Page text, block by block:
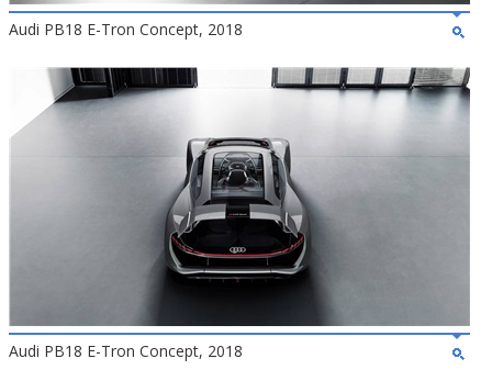
Audi PB18 E-Tron Concept, 2018
Audi PB18 E-Tron Concept, 2018